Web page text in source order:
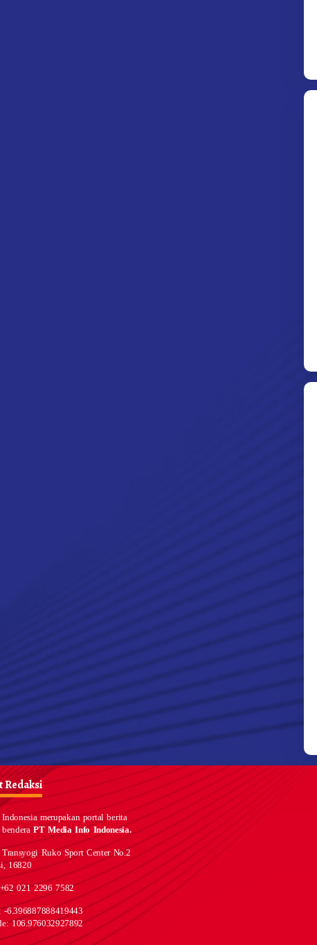
Redaksi
Indonesia merupakan portal berita
benderaPT Media Info Indonesia.
Ruko Sport Center No.2
16820
021 2296 7582
-6.396887888419443
106.976032927892